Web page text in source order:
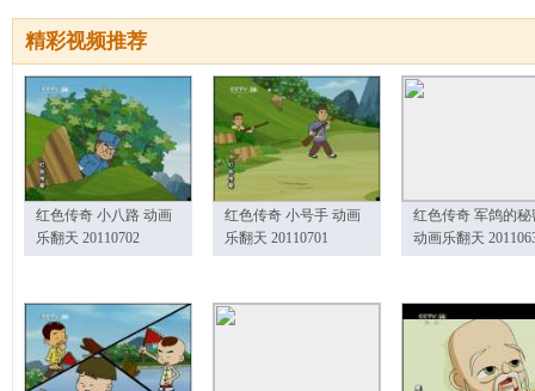
精彩视频推荐
红色传奇 小八路 动画
乐翻天 20110702
红色传奇 小号手 动画
乐翻天 20110701
红色传奇 军鸽的秘
动画乐翻天